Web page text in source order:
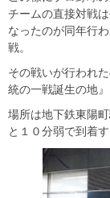
チームの直接対戦
なったのが同年行
戦。
その戦いが行われ
統の一戦誕生の地』
場所は地下鉄東陽
と１０分弱で到着